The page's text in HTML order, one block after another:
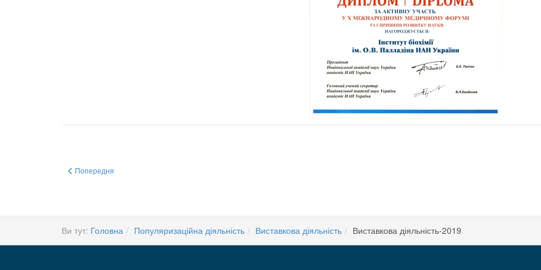
Попередня стаття: 25 червня 2019 р. в Інституті біохімії відбулася зустріч співробітників ІБХ на чолі із заступником директора з
Попередня
Ви тут: Головна Популяризаційна діяльність Виставкова діяльність Виставкова діяльність-2019